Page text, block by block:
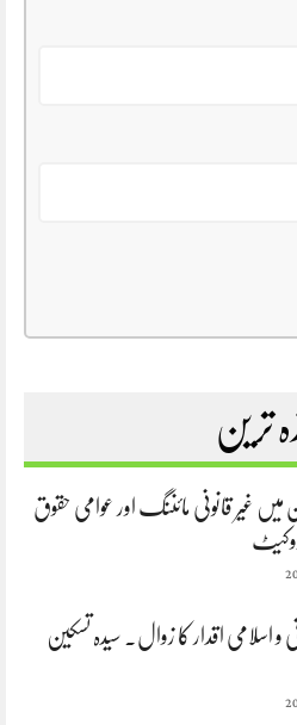
ترین
میں غیر قانونی مائننگ اور عوامی حقوق
و اسلامی اقدار کا زوال. سیدہ تسکین